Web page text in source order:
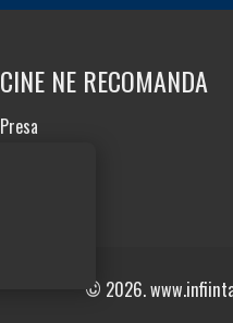
CINE NE RECOMANDA
Presa
© 2026.